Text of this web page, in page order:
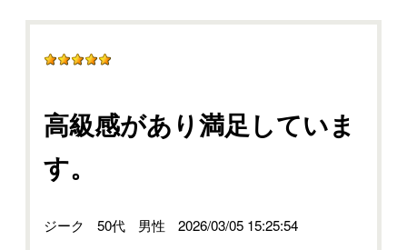
高級感があり満足していま
す。
ジーク 50代 男性 2026/03/05 15:25:54